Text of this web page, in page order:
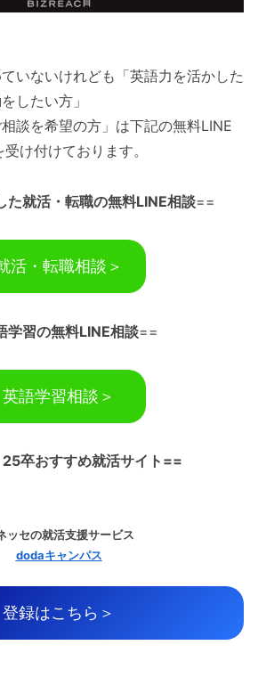
いないけれども「英語力を活かした
したい方」
相談を希望の方」は下記の無料LINE
け付けております。
た就活・転職の無料LINE相談==
活・転職相談＞
学習の無料LINE相談==
英語学習相談＞
卒おすすめ就活サイト==
ッセの就活支援サービス
dodaキャンパス
登録はこちら＞